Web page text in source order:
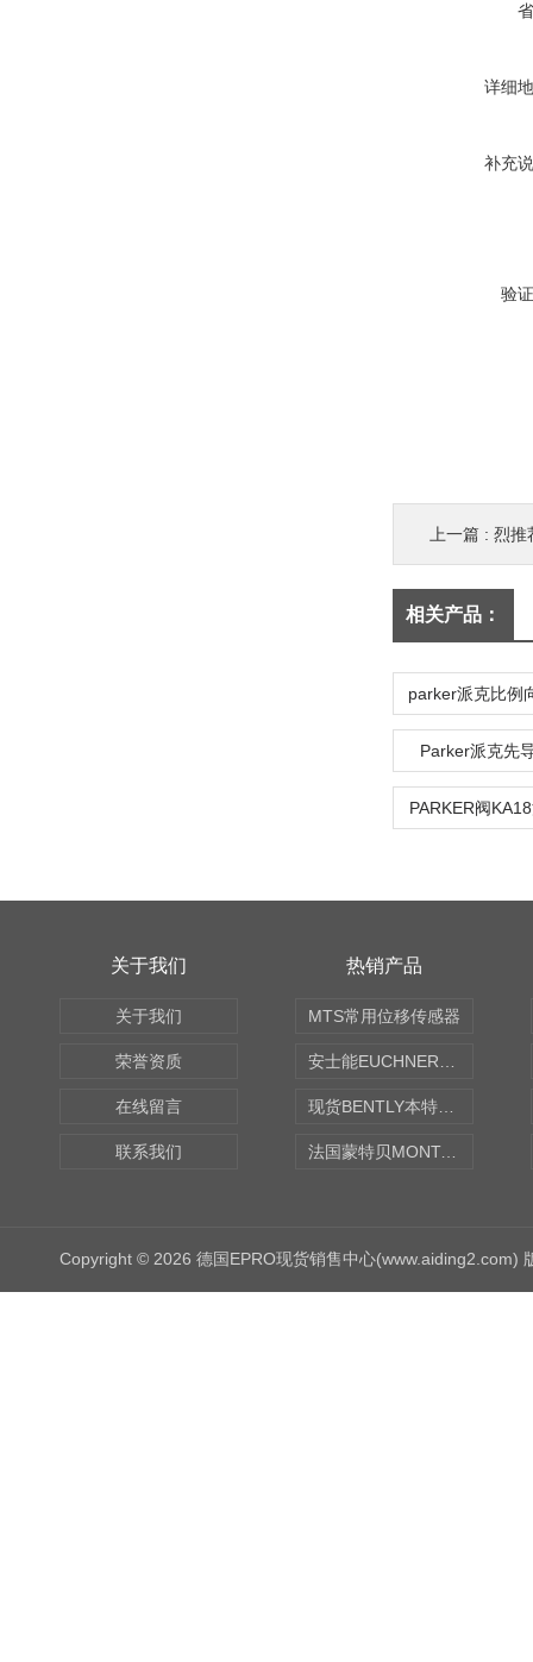
详细
补充
验
上一篇 : 烈推
相关产品：
Parker派克先
PARKER阀
关于我们
关于我们
荣誉资质
在线留言
联系我们
热销产品
MTS常用位移传感器
法国蒙特贝MONTABERT打壳机凿岩机Z92
Copyright © 2026 德国EPRO现货销售中心(www.aiding2.com)